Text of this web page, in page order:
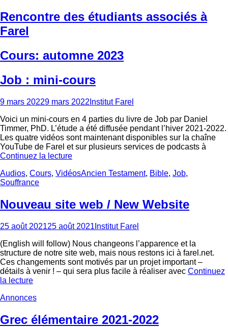
Rencontre des étudiants associés à
Farel
Cours: automne 2023
Job : mini-cours
Posted
9 mars 20229 mars 2022Author
Institut Farel
Voici un mini-cours en 4 parties du livre de Job par Daniel
Timmer, PhD. L’étude a été diffusée pendant l’hiver 2021-2022.
Les quatre vidéos sont maintenant disponibles sur la chaîne
YouTube de Farel et sur plusieurs services de podcasts à
Continuez la lecture
Categories
Audios, Cours, VidéosTags
Ancien Testament, Bible, Job,
Souffrance
Nouveau site web / New Website
Posted
25 août 202125 août 2021Author
Institut Farel
(English will follow) Nous changeons l’apparence et la
structure de notre site web, mais nous restons ici à farel.net.
Ces changements sont motivés par un projet important –
détails à venir ! – qui sera plus facile à réaliser avec Continuez
la lecture
Categories
Annonces
Grec élémentaire 2021-2022